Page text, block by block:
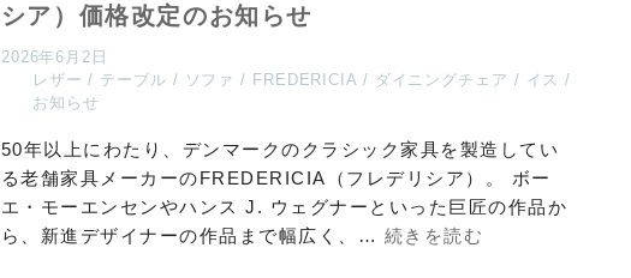
シア）価格改定のお知らせ
2026年6月2日
レザー
テーブル ソファ FREDERICIA ダイニングチェア
イス
お知らせ
50年以上にわたり、デンマークのクラシック家具を製造してい
る老舗家具メーカーのFREDERICIA（フレデリシア）。 ボー
エ・モーエンセンやハンス J. ウェグナーといった巨匠の作品か
ら、新進デザイナーの作品まで幅広く、… 続きを読む